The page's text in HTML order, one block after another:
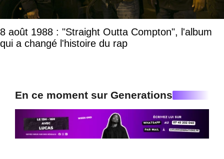
8 août 1988 : "Straight Outta Compton", l'album
qui a changé l'histoire du rap
En ce moment sur Generations